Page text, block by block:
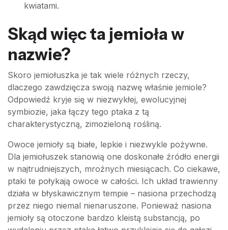
kwiatami.
Skąd więc ta jemioła w
nazwie?
Skoro jemiołuszka je tak wiele różnych rzeczy,
dlaczego zawdzięcza swoją nazwę właśnie jemiole?
Odpowiedź kryje się w niezwykłej, ewolucyjnej
symbiozie, jaka łączy tego ptaka z tą
charakterystyczną, zimozieloną rośliną.
Owoce jemioły są białe, lepkie i niezwykle pożywne.
Dla jemiołuszek stanowią one doskonałe źródło energii
w najtrudniejszych, mroźnych miesiącach. Co ciekawe,
ptaki te połykają owoce w całości. Ich układ trawienny
działa w błyskawicznym tempie – nasiona przechodzą
przez niego niemal nienaruszone. Ponieważ nasiona
jemioły są otoczone bardzo kleistą substancją, po